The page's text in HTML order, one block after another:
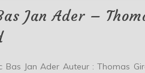
Thomas
Giraud
Jan Ader –
Bas Jan Ader Auteur : Thomas